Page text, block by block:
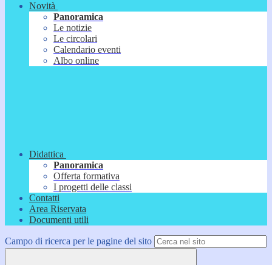
Novità
Panoramica
Le notizie
Le circolari
Calendario eventi
Albo online
Didattica
Panoramica
Offerta formativa
I progetti delle classi
Contatti
Area Riservata
Documenti utili
Campo di ricerca per le pagine del sito